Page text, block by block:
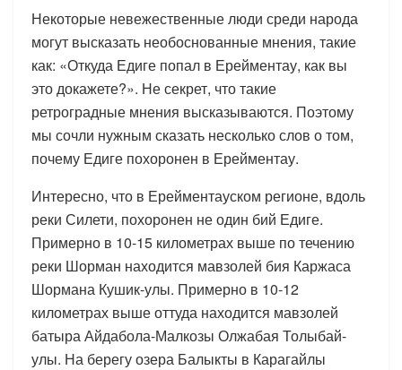
Некоторые невежественные люди среди народа
могут высказать необоснованные мнения, такие
как: «Откуда Едиге попал в Ерейментау, как вы
это докажете?». Не секрет, что такие
ретроградные мнения высказываются. Поэтому
мы сочли нужным сказать несколько слов о том,
почему Едиге похоронен в Ерейментау.
Интересно, что в Ерейментауском регионе, вдоль
реки Силети, похоронен не один бий Едиге.
Примерно в 10-15 километрах выше по течению
реки Шорман находится мавзолей бия Каржаса
Шормана Кушик-улы. Примерно в 10-12
километрах выше оттуда находится мавзолей
батыра Айдабола-Малкозы Олжабая Толыбай-
улы. На берегу озера Балыкты в Карагайлы